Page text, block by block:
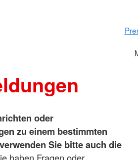
oder
zu einem bestimmten
Sie bitte auch die